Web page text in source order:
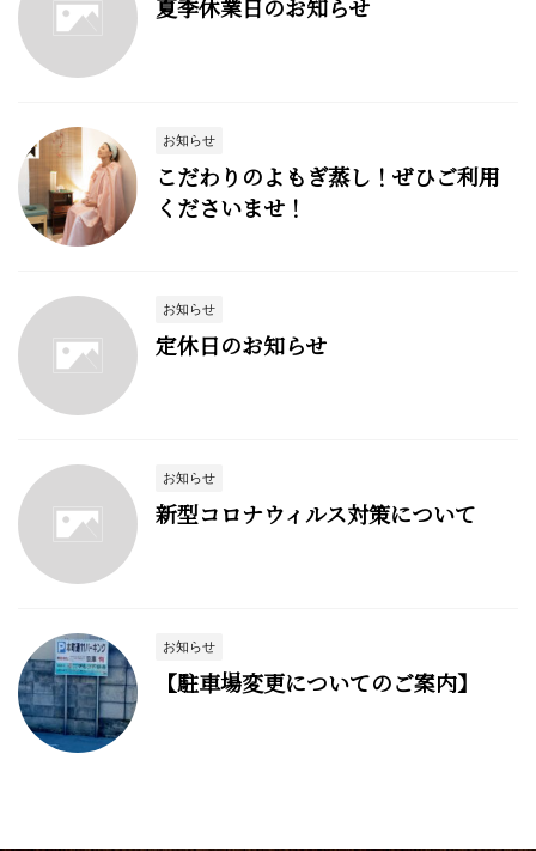
夏季休業日のお知らせ
お知らせ
こだわりのよもぎ蒸し！ぜひご利用
くださいませ！
お知らせ
定休日のお知らせ
お知らせ
新型コロナウィルス対策について
お知らせ
【駐車場変更についてのご案内】